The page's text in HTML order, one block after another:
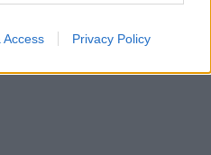
Access Privacy Policy